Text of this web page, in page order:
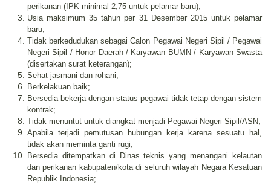
perikanan (IPK minimal 2,75 untuk pelamar baru);
Usia maksimum 35 tahun per 31 Desember 2015 untuk pelamar
baru;
Tidak berkedudukan sebagai Calon Pegawai Negeri Sipil / Pegawai
Negeri Sipil / Honor Daerah / Karyawan BUMN / Karyawan Swasta
(disertakan surat keterangan);
Sehat jasmani dan rohani;
Berkelakuan baik;
Bersedia bekerja dengan status pegawai tidak tetap dengan sistem
kontrak;
Tidak menuntut untuk diangkat menjadi Pegawai Negeri Sipil/ASN;
Apabila terjadi pemutusan hubungan kerja karena sesuatu hal,
tidak akan meminta ganti rugi;
Bersedia ditempatkan di Dinas teknis yang menangani kelautan
dan perikanan kabupaten/kota di seluruh wilayah Negara Kesatuan
Republik Indonesia;